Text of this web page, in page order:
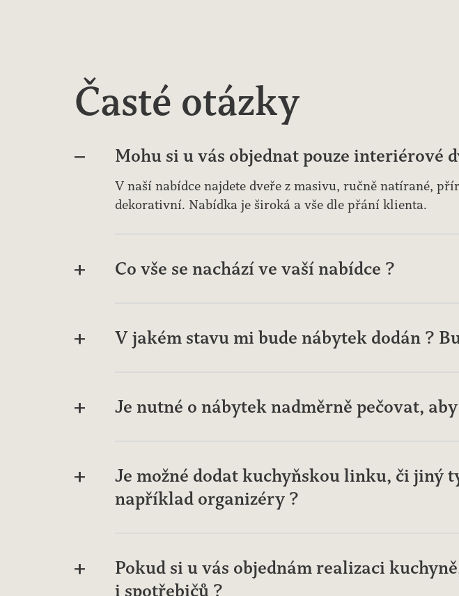
Časté otázky
Mohu si u vás objednat pouze interiérové
V naší nabídce najdete dveře z masivu, ručně natírané,
dekorativní. Nabídka je široká a vše dle přání klienta.
Co vše se nachází ve vaší nabídce ?
V jakém stavu mi bude nábytek dodán ?
Je nutné o nábytek nadměrně pečovat,
Je možné dodat kuchyňskou linku, či jiný
například organizéry ?
Pokud si u vás objednám realizaci
i spotřebičů ?